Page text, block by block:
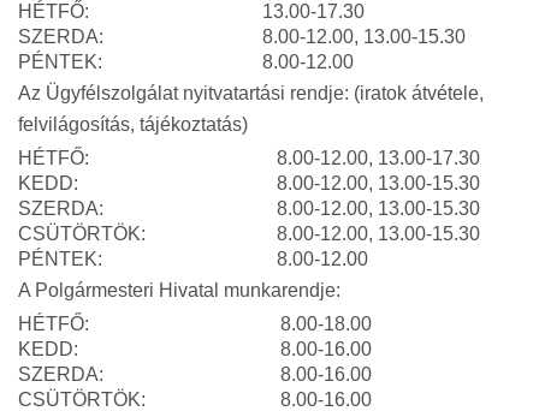
HÉTFŐ: 13.00-17.30
SZERDA:
8.00-12.00, 13.00-15.30
PÉNTEK:
8.00-12.00
Az Ügyfélszolgálat nyitvatartási rendje: (iratok átvétele,
felvilágosítás, tájékoztatás)
HÉTFŐ: 8.00-12.00, 13.00-17.30
KEDD:
8.00-12.00, 13.00-15.30
SZERDA:
8.00-12.00, 13.00-15.30
CSÜTÖRTÖK:
8.00-12.00, 13.00-15.30
PÉNTEK:
8.00-12.00
A Polgármesteri Hivatal munkarendje:
HÉTFŐ:
8.00-18.00
KEDD:
8.00-16.00
SZERDA:
8.00-16.00
CSÜTÖRTÖK: 8.00-16.00